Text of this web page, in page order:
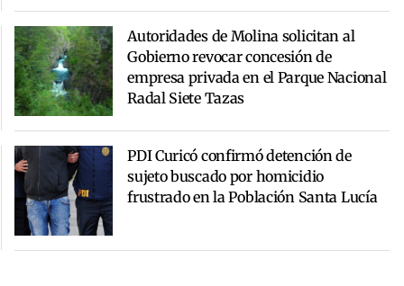
Autoridades de Molina solicitan al
Gobierno revocar concesión de
empresa privada en el Parque Nacional
Radal Siete Tazas
PDI Curicó confirmó detención de
sujeto buscado por homicidio
frustrado en la Población Santa Lucía